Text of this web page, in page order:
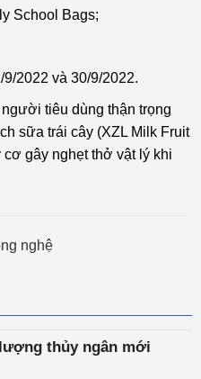
School Bags;
2022 và 30/9/2022.
tiêu dùng thận trọng
sữa trái cây (XZL Milk Fruit
gây nghẹt thở vật lý khi
nghệ
thủy ngân mới